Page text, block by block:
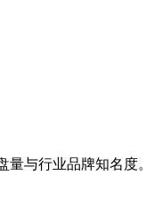
与行业品牌知名度。